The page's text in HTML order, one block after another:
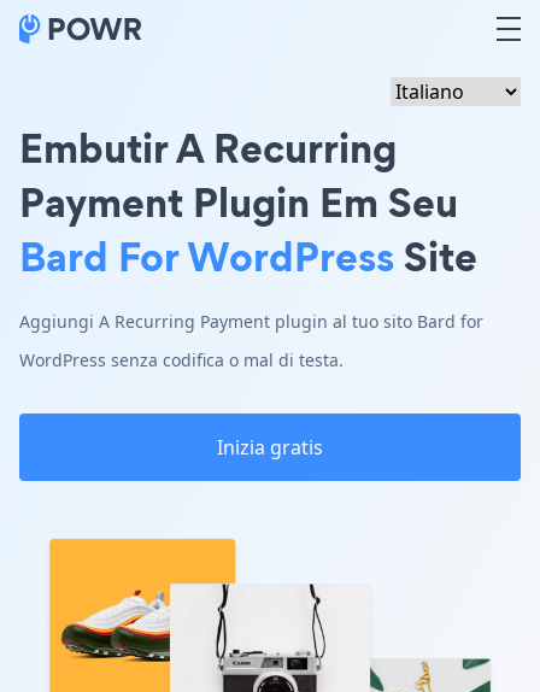
Embutir A Recurring
Payment Plugin Em Seu
Bard For WordPressSite
Aggiungi A Recurring Payment plugin al tuo sito Bard for
WordPress senza codifica o mal di testa.
Inizia gratis